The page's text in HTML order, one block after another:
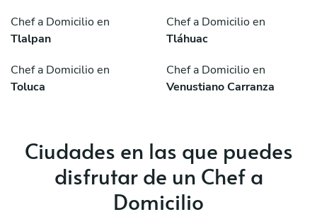
Chef a Domicilio en
Tlalpan
Chef a Domicilio en
Tláhuac
Chef a Domicilio en
Toluca
Chef a Domicilio en
Venustiano Carranza
Ciudades en las que puedes
disfrutar de un Chef a
Domicilio